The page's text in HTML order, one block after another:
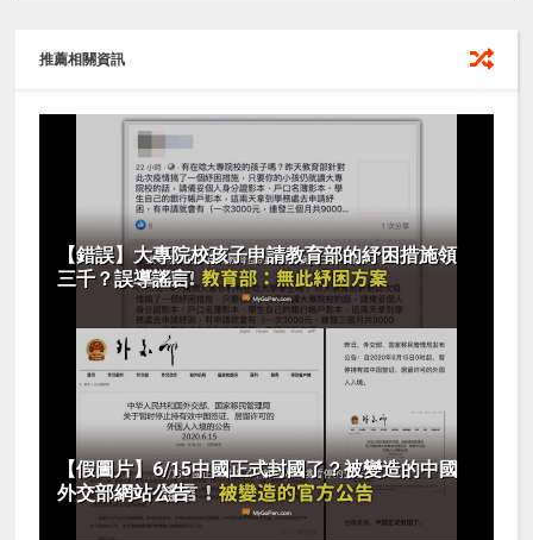
推薦相關資訊
【錯誤】大專院校孩子申請教育部的紓困措施領
三千？誤導謠言
【假圖片】6/15中國正式封國了？被變造的中國
外交部網站公告